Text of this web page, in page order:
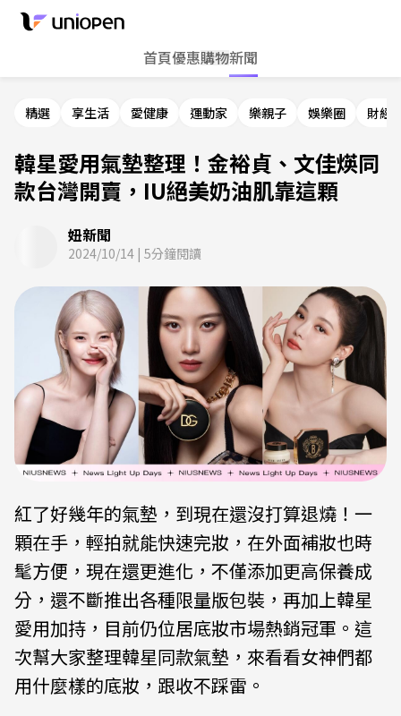
首頁優惠購物新聞
精選 享生活 愛健康 運動家 樂親子 娛樂圈 財經
韓星愛用氣墊整理！金裕貞、文佳煐同
款台灣開賣，IU絕美奶油肌靠這顆
妞新聞
2024/10/14 | 5分鐘閱讀
紅了好幾年的氣墊，到現在還沒打算退燒！一
顆在手，輕拍就能快速完妝，在外面補妝也時
髦方便，現在還更進化，不僅添加更高保養成
分，還不斷推出各種限量版包裝，再加上韓星
愛用加持，目前仍位居底妝市場熱銷冠軍。這
次幫大家整理韓星同款氣墊，來看看女神們都
用什麼樣的底妝，跟收不踩雷。